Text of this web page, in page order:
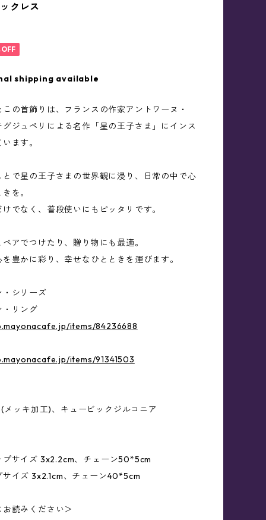
クレス
shipping available
の首飾りは、フランスの作家アントワーヌ・
ジュペリによる名作「星の王子さま」にインス
ます。
で星の王子さまの世界観に浸り、日常の中で心
を。
でなく、普段使いにもピッタリです。
アでつけたり、贈り物にも最適。
豊かに彩り、幸せなひとときを運びます。
シリーズ
・リング
items/84236688
items/91341503
メッキ加工)、キュービックジルコニア
プサイズ 3x2.2cm、チェーン50*5cm
サイズ 3x2.1cm、チェーン40*5cm
読みください＞